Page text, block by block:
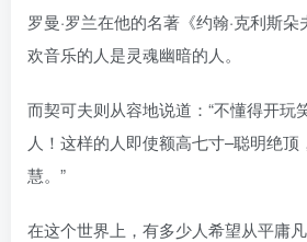
罗曼·罗兰在他的名著《约翰·克利斯
欢音乐的人是灵魂幽暗的人。
而契可夫则从容地说道：“不懂得开玩
人！这样的人即使额高七寸–聪明绝
慧。”
在这个世界上，有多少人希望从平庸